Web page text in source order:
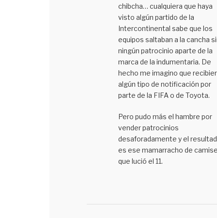
chibcha… cualquiera que haya
visto algún partido de la
Intercontinental sabe que los
equipos saltaban a la cancha
ningún patrocinio aparte de la
marca de la indumentaria. De
hecho me imagino que
algún tipo de notificación por
parte de la FIFA o de Toyota.
Pero pudo más el hambre por
vender patrocinios
desaforadamente y el
es ese mamarracho de
que lució el 11.